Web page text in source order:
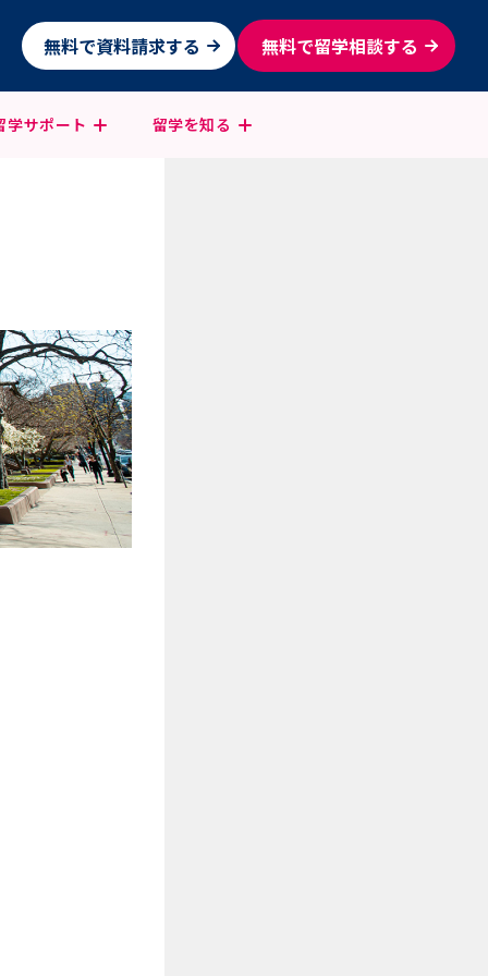
無料で資料請求する 無料で留学相談する
学サポート 留学を知る